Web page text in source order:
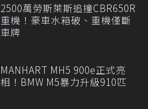
2500萬勞斯萊斯追撞CBR650R
重機！豪車水箱破、重機僅斷
車牌
MANHART MH5 900e正式亮
相！BMW M5暴力升級910匹